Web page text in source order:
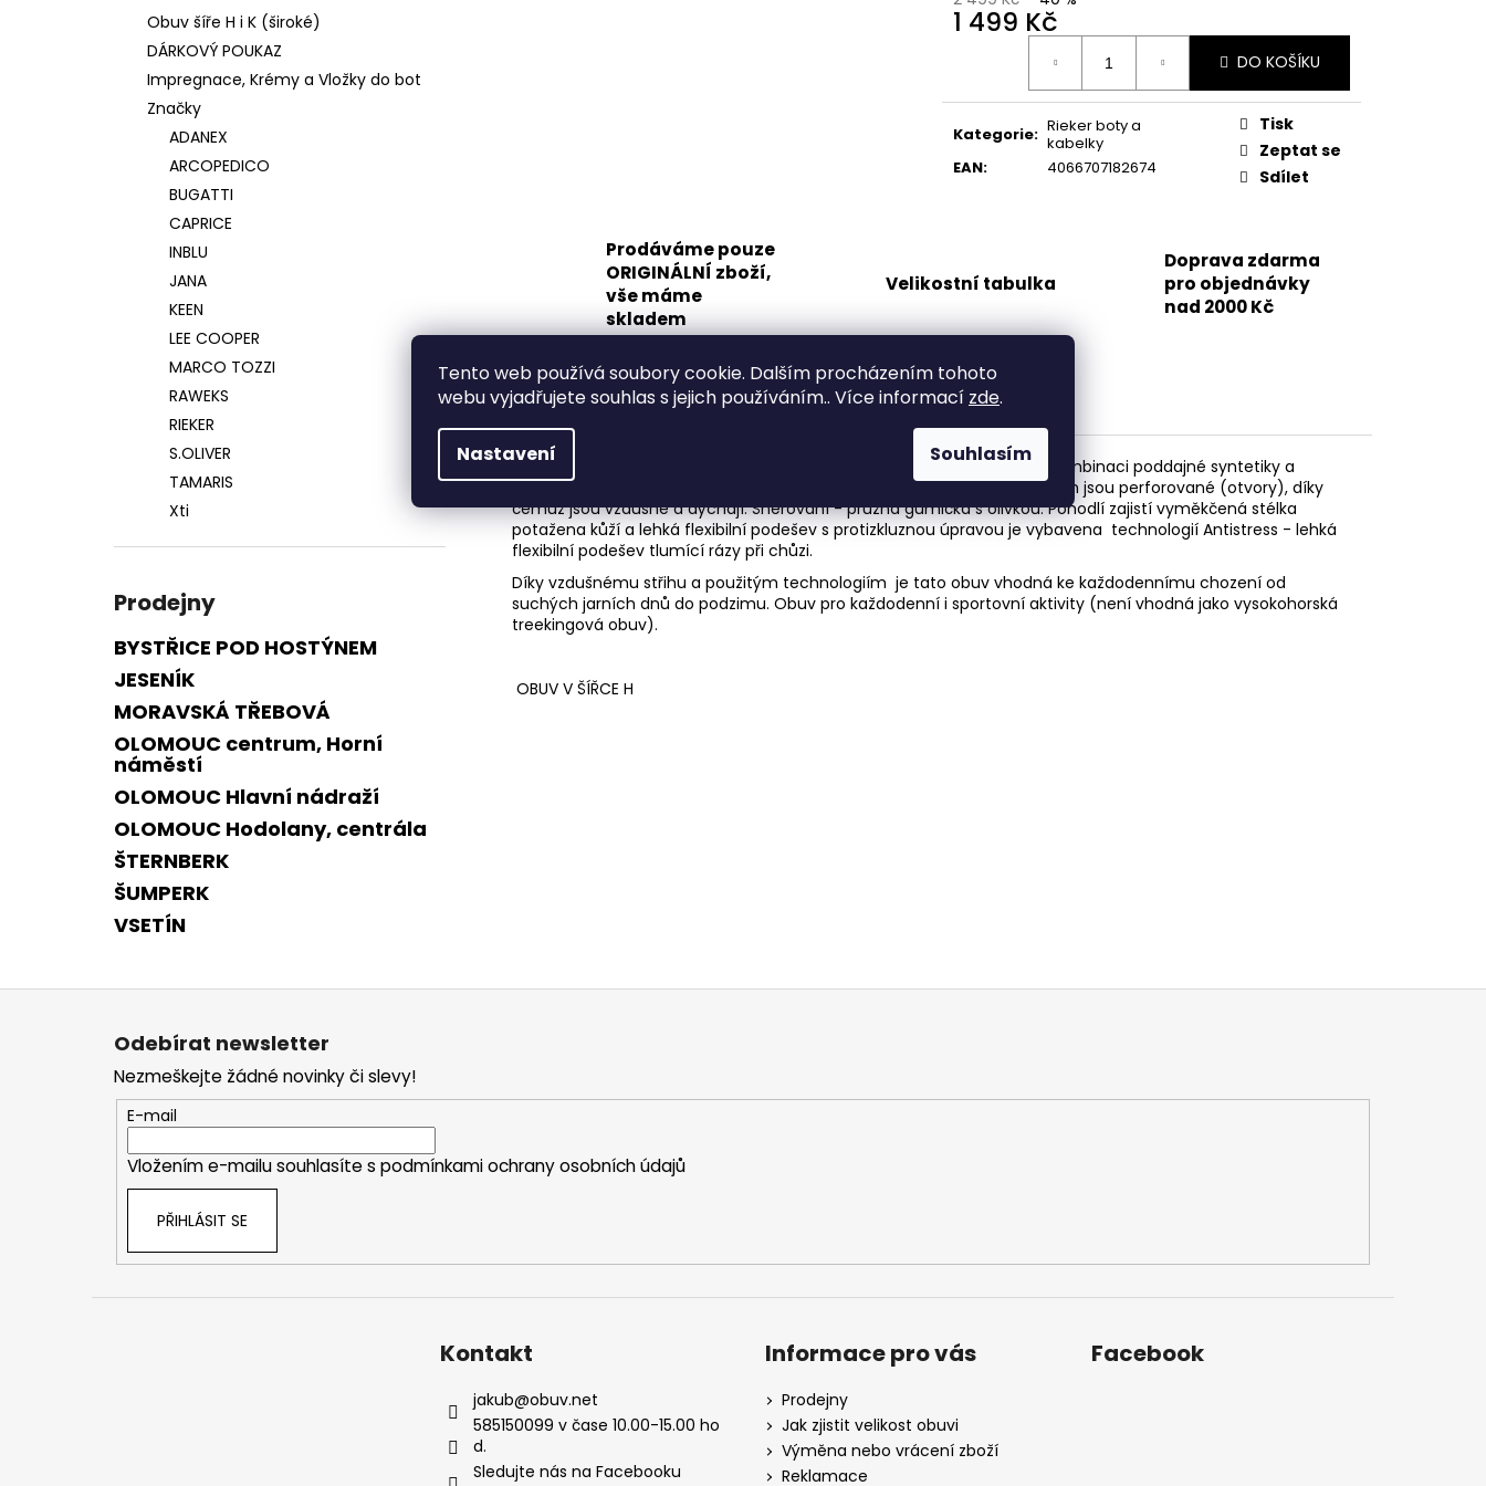
Tento web používá soubory cookie. Dalším procházením tohoto
webu vyjadřujete souhlas s jejich používáním.. Více informací zde.
Nastavení Souhlasím
Obuv šíře H i K (široké)
DÁRKOVÝ POUKAZ
Impregnace, Krémy a Vložky do bot
Značky
ADANEX
ARCOPEDICO
BUGATTI
CAPRICE
INBLU
JANA
KEEN
LEE COOPER
MARCO TOZZI
RAWEKS
RIEKER
S.OLIVER
TAMARIS
Xti
Prodejny
BYSTŘICE POD HOSTÝNEM
JESENÍK
MORAVSKÁ TŘEBOVÁ
OLOMOUC centrum, Horní
náměstí
OLOMOUC Hlavní nádraží
OLOMOUC Hodolany, centrála
ŠTERNBERK
ŠUMPERK
VSETÍN
1 499 Kč
DO KOŠÍKU
Kategorie: Rieker boty a
kabelky
EAN: 4066707182674
Tisk
Zeptat se
Sdílet
Prodáváme pouze
ORIGINÁLNÍ zboží,
vše máme
skladem
Velikostní tabulka
Doprava zdarma
pro objednávky
nad 2000 Kč
Popis Související (8) Diskuze
Dámské sandály značky Rieker. Lehce prozouvací model je vyroben v kombinaci poddajné syntetiky a
elastického textilního materiálu s designem drobných kvítků. Po stranách jsou perforované (otvory), díky
čemuž jsou vzdušné a dýchají. Šněrování - pružná gumička s olivkou. Pohodlí zajistí vyměkčená stélka
potažena kůží a lehká flexibilní podešev s protizkluznou úpravou je vybavena technologií Antistress - lehká
flexibilní podešev tlumící rázy při chůzi.
Díky vzdušnému střihu a použitým technologiím je tato obuv vhodná ke každodennímu chození od
suchých jarních dnů do podzimu. Obuv pro každodenní i sportovní aktivity (není vhodná jako vysokohorská
treekingová obuv).
OBUV V ŠÍŘCE H
Z
Odebírat newsletter
Nezmeškejte žádné novinky či slevy!
E-mail
Vložením e-mailu souhlasíte s podmínkami ochrany osobních údajů
PŘIHLÁSIT SE
Kontakt
jakub@obuv.net
585150099 v čase 10.00-15.00 ho
d.
Sledujte nás na Facebooku
Informace pro vás
Prodejny
Jak zjistit velikost obuvi
Výměna nebo vrácení zboží
Reklamace
Facebook